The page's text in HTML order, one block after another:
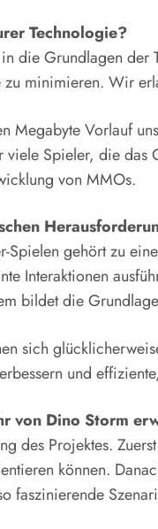
Technologie?
die Grundlagen
minimieren. Wir
Megabyte Vorlauf
Spieler, die das
von MMOs.
Spielen gehört zu
Interaktionen
bildet die
sich
und
von Dino Storm
des Projektes.
können.
faszinierende